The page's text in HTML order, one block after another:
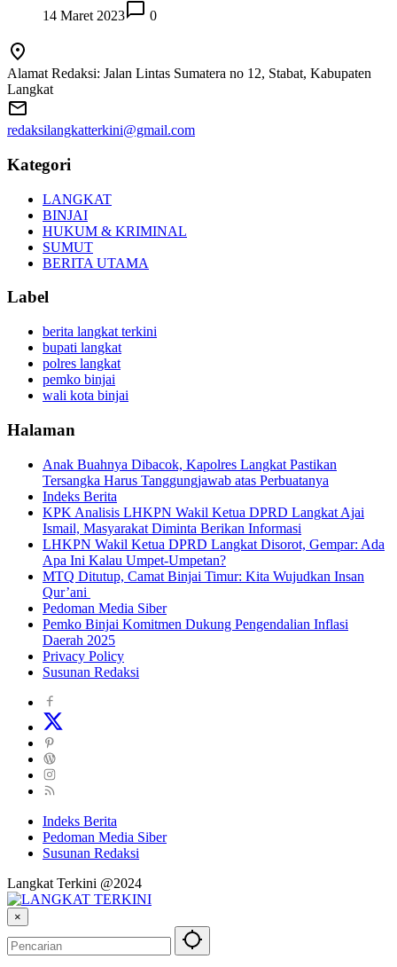
14 Maret 2023
0
Alamat Redaksi: Jalan Lintas Sumatera no 12, Stabat, Kabupaten
Langkat
redaksilangkatterkini@gmail.com
Kategori
LANGKAT
BINJAI
HUKUM & KRIMINAL
SUMUT
BERITA UTAMA
Label
berita langkat terkini
bupati langkat
polres langkat
pemko binjai
wali kota binjai
Halaman
Anak Buahnya Dibacok, Kapolres Langkat Pastikan
Tersangka Harus Tanggungjawab atas Perbuatanya
Indeks Berita
KPK Analisis LHKPN Wakil Ketua DPRD Langkat Ajai
Ismail, Masyarakat Diminta Berikan Informasi
LHKPN Wakil Ketua DPRD Langkat Disorot, Gempar: Ada
Apa Ini Kalau Umpet-Umpetan?
MTQ Ditutup, Camat Binjai Timur: Kita Wujudkan Insan
Qur’ani
Pedoman Media Siber
Pemko Binjai Komitmen Dukung Pengendalian Inflasi
Daerah 2025
Privacy Policy
Susunan Redaksi
Indeks Berita
Pedoman Media Siber
Susunan Redaksi
Langkat Terkini @2024
×